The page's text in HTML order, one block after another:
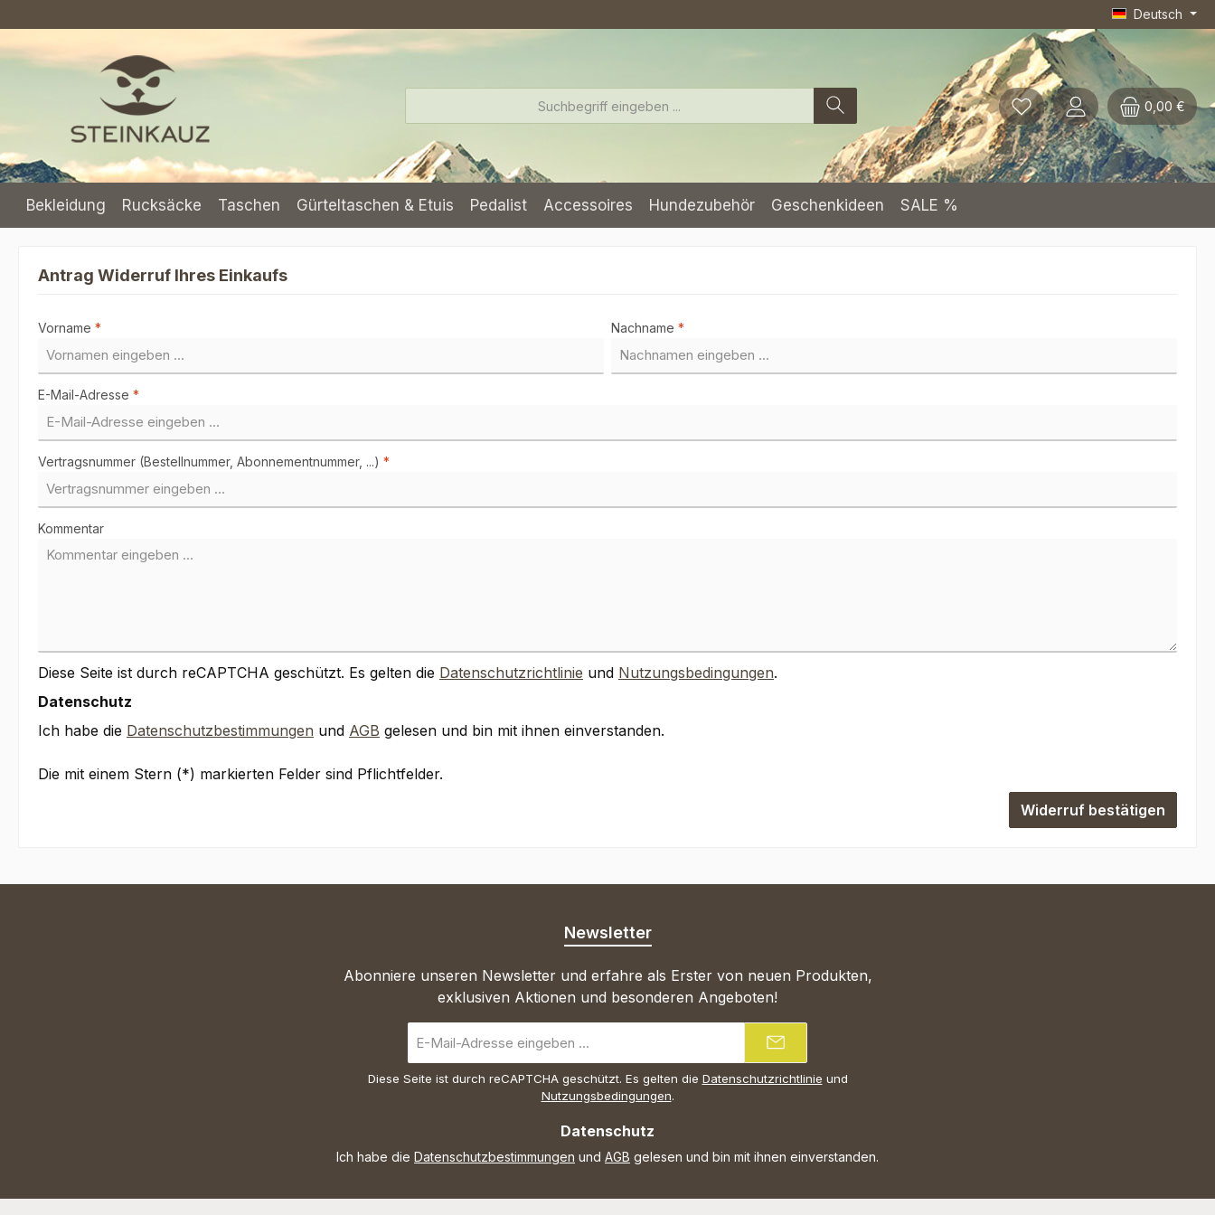
Deutsch
0,00 €
Bekleidung Rucksäcke Taschen Gürteltaschen & Etuis Pedalist Accessoires Hundezubehör Geschenkideen SALE %
Antrag Widerruf Ihres Einkaufs
Vorname * Nachname *
E-Mail-Adresse *
Vertragsnummer (Bestellnummer, Abonnementnummer, ...) *
Kommentar
Diese Seite ist durch reCAPTCHA geschützt. Es gelten die Datenschutzrichtlinie und Nutzungsbedingungen.
Datenschutz
Ich habe die Datenschutzbestimmungen und AGB gelesen und bin mit ihnen einverstanden.
Die mit einem Stern (*) markierten Felder sind Pflichtfelder.
Widerruf bestätigen
Newsletter
Abonniere unseren Newsletter und erfahre als Erster von neuen Produkten,
exklusiven Aktionen und besonderen Angeboten!
Mail-
Diese Seite ist durch reCAPTCHA geschützt. Es gelten die Datenschutzrichtlinie und
Nutzungsbedingungen.
Datenschutz
Ich habe die Datenschutzbestimmungen und AGB gelesen und bin mit ihnen einverstanden.